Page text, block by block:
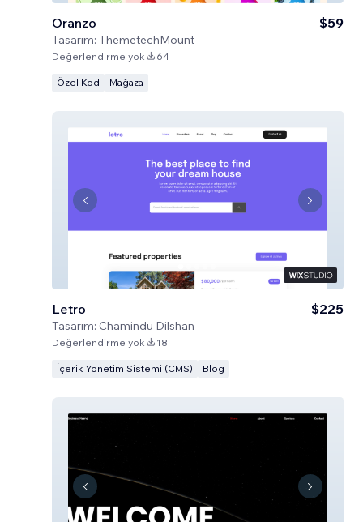
Oranzo
Tasarım: ThemetechMount
$59
Değerlendirme yok 64
Özel Kod Mağaza
Letro
Tasarım: Chamindu Dilshan
$225
Değerlendirme yok 18
İçerik Yönetim Sistemi (CMS) Blog